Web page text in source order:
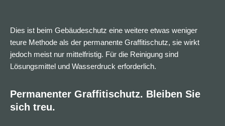
Dies ist beim Gebäudeschutz eine weitere etwas weniger
teure Methode als der permanente Graffitischutz, sie wirkt
jedoch meist nur mittelfristig. Für die Reinigung sind
Lösungsmittel und Wasserdruck erforderlich.
Permanenter Graffitischutz. Bleiben Sie
sich treu.